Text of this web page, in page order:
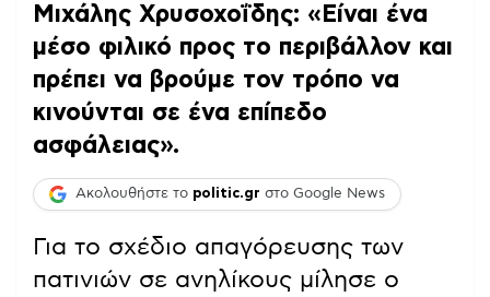
Μιχάλης Χρυσοχοΐδης: «Είναι ένα
μέσο φιλικό προς το περιβάλλον και
πρέπει να βρούμε τον τρόπο να
κινούνται σε ένα επίπεδο
ασφάλειας».
Ακολουθήστε το politic.gr στο Google News
Για το σχέδιο απαγόρευσης των
πατινιών σε ανηλίκους μίλησε ο